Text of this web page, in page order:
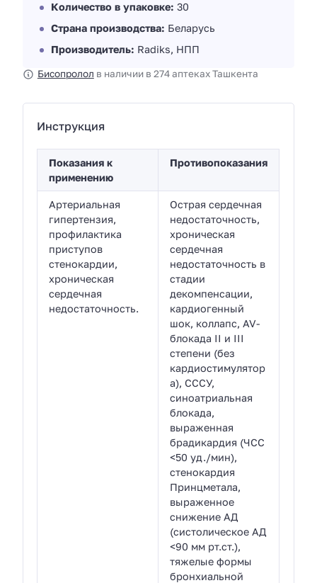
Количество в упаковке: 30
Страна производства: Беларусь
Производитель: Radiks, НПП
Бисопролол в наличии в 274 аптеках Ташкента
Инструкция
Показания к
применению
Противопоказания
Артериальная
гипертензия,
профилактика
приступов
стенокардии,
хроническая
сердечная
недостаточность.
Острая сердечная
недостаточность,
хроническая
сердечная
недостаточность в
стадии
декомпенсации,
кардиогенный
шок, коллапс, AV-
блокада II и III
степени (без
кардиостимулятор
а), СССУ,
синоатриальная
блокада,
выраженная
брадикардия (ЧСС
<50 уд./мин),
стенокардия
Принцметала,
выраженное
снижение АД
(систолическое АД
<90 мм рт.ст.),
тяжелые формы
бронхиальной